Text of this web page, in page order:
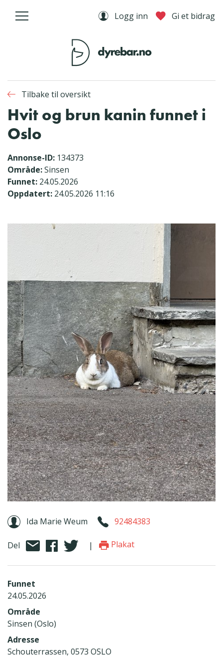
Logg inn Gi et bidrag
Tilbake til oversikt
Hvit og brun kanin funnet i
Oslo
Annonse-ID: 134373
Område:Sinsen
Funnet: 24.05.2026
Oppdatert: 24.05.2026 11:16
Ida Marie Weum 92484383
Del | Plakat
Funnet
24.05.2026
Område
Sinsen (Oslo)
Adresse
Schouterrassen, 0573 OSLO